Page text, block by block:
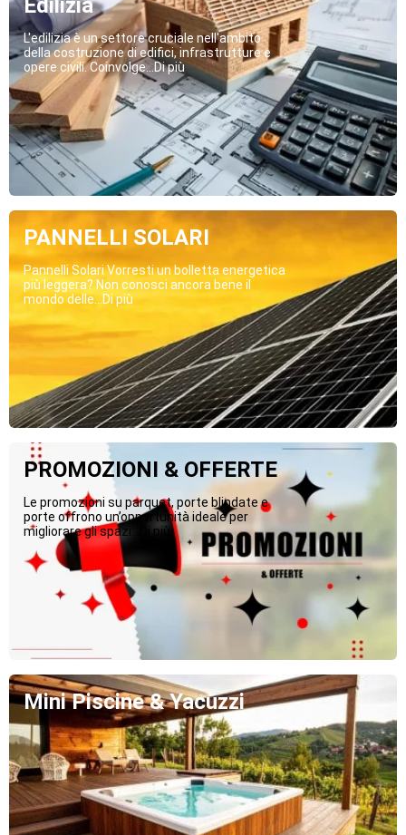
Edilizia
L'edilizia è un settore cruciale nell'ambito
della costruzione di edifici, infrastrutture e
opere civili. Coinvolge...Di più
PANNELLI SOLARI
Pannelli Solari Vorresti un bolletta energetica
più leggera? Non conosci ancora bene il
mondo delle...Di più
PROMOZIONI & OFFERTE
Le promozioni su parquet, porte blindate e
porte offrono un’opportunità ideale per
migliorare gli spazi...Di più
Mini Piscine & Yacuzzi